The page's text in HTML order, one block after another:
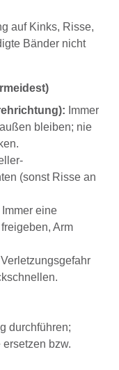
auf Kinks, Risse,
Bänder nicht
Immer
bleiben; nie
(sonst Risse an
Immer eine
Arm
Verletzungsgefahr
durchführen;
bzw.